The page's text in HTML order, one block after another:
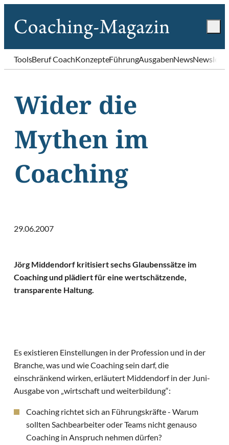
ToolsBeruf CoachKonzepteFührungAusgabenNews
Wider die
Mythen im
Coaching
29.06.2007
Jörg Middendorf kritisiert sechs Glaubenssätze im
Coaching und plädiert für eine wertschätzende,
transparente Haltung.
Es existieren Einstellungen in der Profession und in der
Branche, was und wie Coaching sein darf, die
einschränkend wirken, erläutert Middendorf in der Juni-
Ausgabe von „wirtschaft und weiterbildung“:
Coaching richtet sich an Führungskräfte - Warum
sollten Sachbearbeiter oder Teams nicht genauso
Coaching in Anspruch nehmen dürfen?